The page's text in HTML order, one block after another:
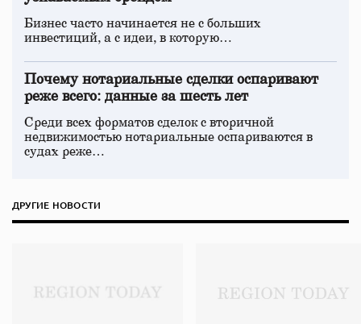
Бизнес часто начинается не с больших
инвестиций, а с идеи, в которую…
Почему нотариальные сделки оспаривают
реже всего: данные за шесть лет
Среди всех форматов сделок с вторичной
недвижимостью нотариальные оспариваются в
судах реже…
ДРУГИЕ НОВОСТИ